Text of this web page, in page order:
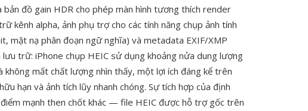
đồ gain HDR cho phép màn hình tương thích render
kênh alpha, ảnh phụ trợ cho các tính năng chụp ảnh tính
mặt nạ phân đoạn ngữ nghĩa) và metadata EXIF/XMP
trữ: iPhone chụp HEIC sử dụng khoảng nửa dung lượng
không mất chất lượng nhìn thấy, một lợi ích đáng kể trên
hạn và ảnh tích lũy nhanh chóng. Sự tích hợp của định
mạnh then chốt khác — file HEIC được hỗ trợ gốc trên